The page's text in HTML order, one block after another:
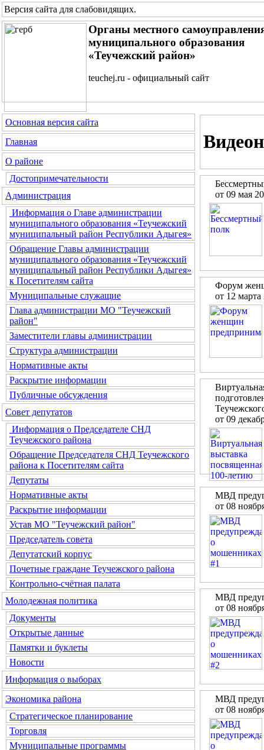
Версия сайта для слабовидящих.
Органы местного
муниципального образования
«Теучежский район»
teuchej.ru - официальный сайт
Основная версия сайта
Главная
О районе
Достопримечательности
Администрация
Информация о Главе администрации
муниципального образования «Теучежский
муниципальный район Республики Адыгея»
Обращение Главы администрации
муниципального образования «Теучежский
муниципальный район Республики Адыгея»
к Посетителям сайта
Муниципальные служащие
Глава администрации МО "Теучежский
район"
Заместители главы администрации
Структура администрации
Нормативные акты
Раскрытие информации
Публичные обсуждения
Совет депутатов
Информация о Председателе СНД
Теучежского района
Обращение Председателя СНД Теучежского
района к Посетителям сайта
Депутаты
Нормативные акты
Раскрытие информации
Устав МО "Теучежский район"
Председатель совета
Депутатский корпус
Почетные граждане Теучежского района
Контрольно-счётная палата
Молодежная политика
Документы
Открытые данные
Памятки и буклеты
Новости
Информация о выборах
Экономика района
Стратегическое планирование
Торговля
Муниципальные программы
от 09 мая
Форум
от 12 марта
от 09
МВД
от 08
МВД
от 08
МВД
от 08